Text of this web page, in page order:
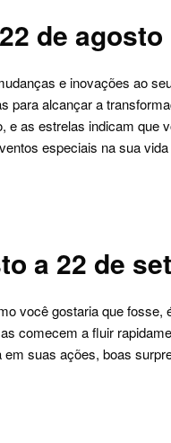
de agosto
e inovações ao
para alcançar a
e as estrelas indicam que
especiais na sua vida
a 22 de
você gostaria que fosse,
comecem a fluir
suas ações, boas